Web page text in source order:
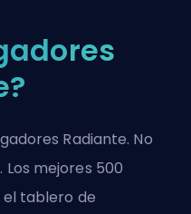
Radiante. No
mejores 500
tablero de